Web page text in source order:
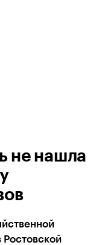
не нашла
Ростовской